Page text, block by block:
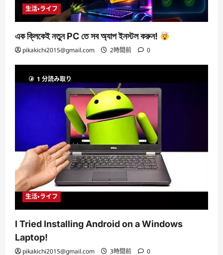
生活・ライフ
এক ক্লিকেই নতুন PC তে সব অ্যাপ ইনস্টল করুন!
pikakichi2015@gmail.com 2時間前 0
1 分読み取り
生活・ライフ
I Tried Installing Android on a Windows
Laptop!
pikakichi2015@gmail.com 3時間前 0